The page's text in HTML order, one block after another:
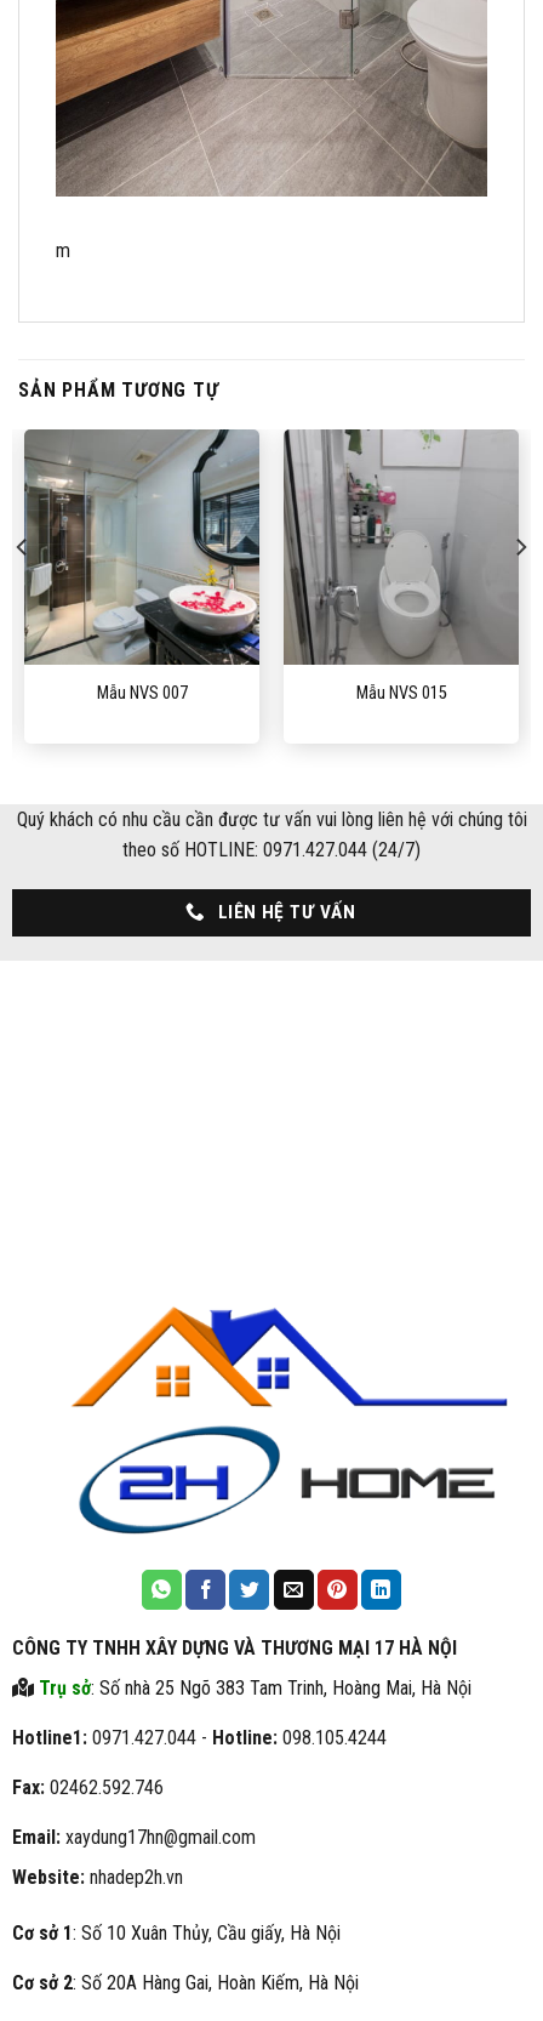
m
SẢN PHẨM TƯƠNG TỰ
Mẫu NVS 007 Mẫu NVS 015
Quý khách có nhu cầu cần được tư vấn vui lòng liên hệ với chúng tôi
theo số HOTLINE: 0971.427.044 (24/7)
LIÊN HỆ TƯ VẤN
CÔNG TY TNHH XÂY DỰNG VÀ THƯƠNG MẠI 17 HÀ NỘI
Trụ sở: Số nhà 25 Ngõ 383 Tam Trinh, Hoàng Mai, Hà Nội
Hotline1:0971.427.044 - Hotline:098.105.4244
Fax:02462.592.746
Email:xaydung17hn@gmail.com
Website:nhadep2h.vn
Cơ sở 1: Số 10 Xuân Thủy, Cầu giấy, Hà Nội
Cơ sở 2: Số 20A Hàng Gai, Hoàn Kiếm, Hà Nội